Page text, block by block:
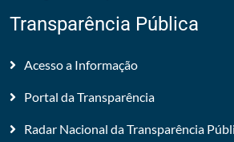
Transparência Pública
Acesso a Informação
Portal da Transparência
Radar Nacional da Transparência